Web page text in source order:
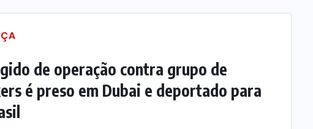
de operação contra grupo de
é preso em Dubai e deportado para